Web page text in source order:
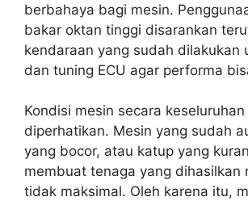
berbahaya bagi mesin.
bakar oktan tinggi disarankan
kendaraan yang sudah dilakukan
dan tuning ECU agar performa
Kondisi mesin secara
diperhatikan. Mesin yang sudah
yang bocor, atau katup yang
membuat tenaga yang dihasilkan
tidak maksimal. Oleh karena itu,